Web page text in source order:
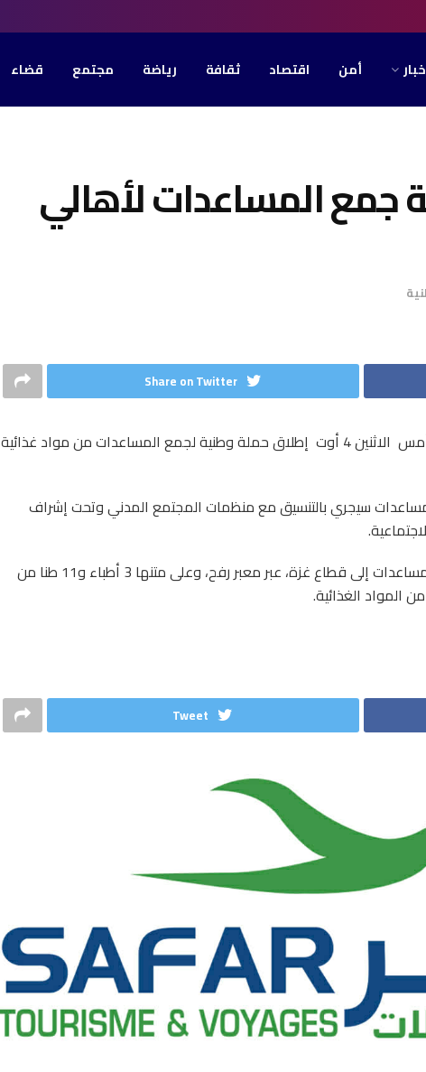
أمن اقتصاد ثقافة رياضة مجتمع قضاء
المساعدات لأهالي
Share on Twitter
قرر رئيس الحكومة التونسية مهدي جمعة أمس الاثنين 4 أوت إطلاق حملة وطنية لجمع المساعدات من مواد غذائية
سيجري بالتنسيق مع منظمات المجتمع المدني وتحت إشراف
وكانت تونس أرسلت في وقت سابق طائرة مساعدات إلى قطاع غزة، عبر معبر رفح، وعلى متنها 3 أطباء و11 طنا من
Tweet